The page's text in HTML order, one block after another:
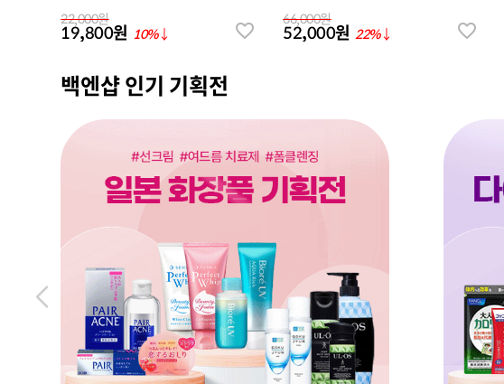
22,000원
19,800원 10%↓
66,000원
52,000원 22%↓
백엔샵 인기 기획전